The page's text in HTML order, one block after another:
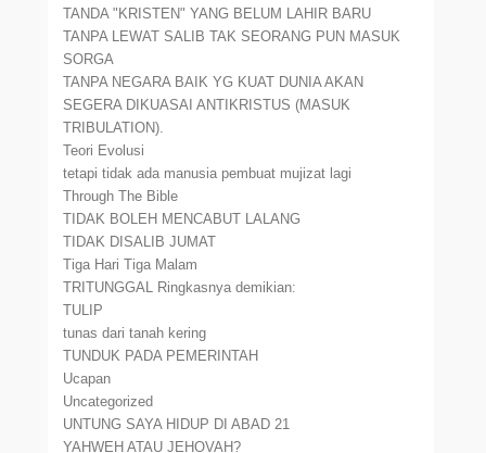
TANDA "KRISTEN" YANG BELUM LAHIR BARU
TANPA LEWAT SALIB TAK SEORANG PUN MASUK
SORGA
TANPA NEGARA BAIK YG KUAT DUNIA AKAN
SEGERA DIKUASAI ANTIKRISTUS (MASUK
TRIBULATION).
Teori Evolusi
tetapi tidak ada manusia pembuat mujizat lagi
Through The Bible
TIDAK BOLEH MENCABUT LALANG
TIDAK DISALIB JUMAT
Tiga Hari Tiga Malam
TRITUNGGAL Ringkasnya demikian:
TULIP
tunas dari tanah kering
TUNDUK PADA PEMERINTAH
Ucapan
Uncategorized
UNTUNG SAYA HIDUP DI ABAD 21
YAHWEH ATAU JEHOVAH?